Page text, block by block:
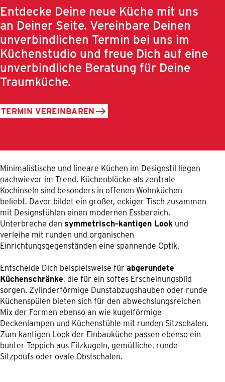
Entdecke Deine neue Küche mit uns
an Deiner Seite. Vereinbare Deinen
unverbindlichen Termin bei uns im
Küchenstudio und freue Dich auf eine
unverbindliche Beratung für Deine
Traumküche.
TERMIN VEREINBAREN
Minimalistische und lineare Küchen im Designstil liegen
nachwievor im Trend. Küchenblöcke als zentrale
Kochinseln sind besonders in offenen Wohnküchen
beliebt. Davor bildet ein großer, eckiger Tisch zusammen
mit Designstühlen einen modernen Essbereich.
Unterbreche den symmetrisch-kantigen Look und
verleihe mit runden und organischen
Einrichtungsgegenständen eine spannende Optik.
Entscheide Dich beispielsweise für abgerundete
Küchenschränke, die für ein softes Erscheinungsbild
sorgen. Zylinderförmige Dunstabzugshauben oder runde
Küchenspülen bieten sich für den abwechslungsreichen
Mix der Formen ebenso an wie kugelförmige
Deckenlampen und Küchenstühle mit runden Sitzschalen.
Zum kantigen Look der Einbauküche passen ebenso ein
bunter Teppich aus Filzkugeln, gemütliche, runde
Sitzpoufs oder ovale Obstschalen.